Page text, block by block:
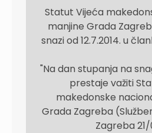
Statut Vijeća
manjine Grada
snazi od 12.7.2014. u
"Na dan stupanja na
prestaje važiti
makedonske
Grada Zagreba
Zagreba